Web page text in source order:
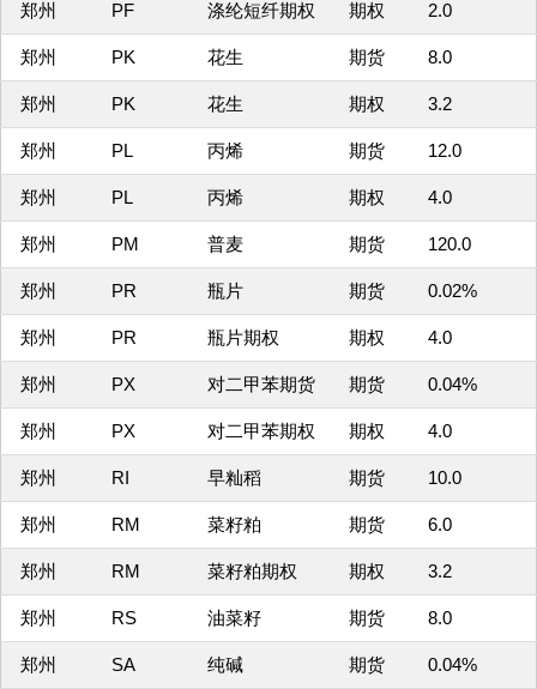
郑州 PF 涤纶短纤期权 期权 2.0
郑州 PK 花生 期货 8.0
郑州 PK 花生 期权 3.2
郑州 PL 丙烯 期货 12.0
郑州 PL 丙烯 期权 4.0
郑州 PM 普麦 期货 120.0
郑州 PR 瓶片 期货 0.02%
郑州 PR 瓶片期权 期权 4.0
郑州 PX 对二甲苯期货 期货 0.04%
郑州 PX 对二甲苯期权 期权 4.0
郑州 RI 早籼稻 期货 10.0
郑州 RM 菜籽粕 期货 6.0
郑州 RM 菜籽粕期权 期权 3.2
郑州 RS 油菜籽 期货 8.0
郑州 SA 纯碱 期货 0.04%